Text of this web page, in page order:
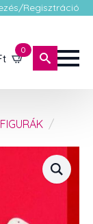
Regisztráció
0